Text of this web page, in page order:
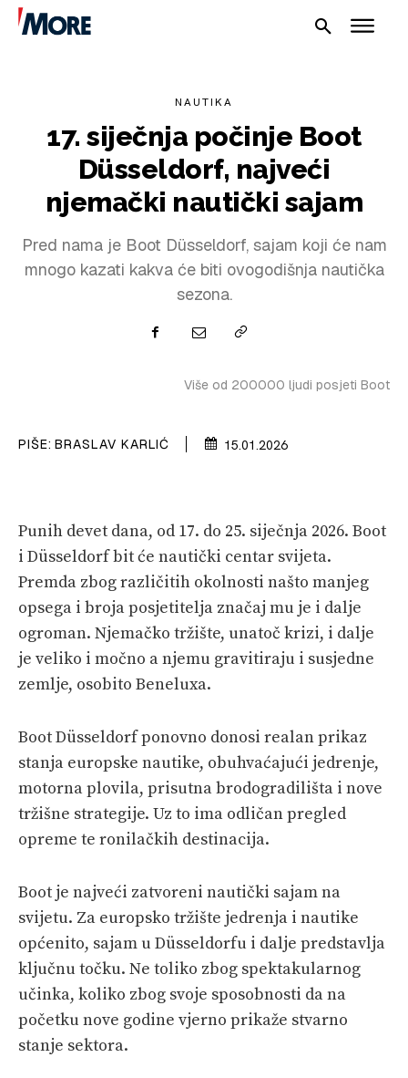
NAUTIKA
SPORT
VELIKE PRIČE
NAUTIKA
17. siječnja počinje Boot
Düsseldorf, najveći
njemački nautički sajam
Pred nama je Boot Düsseldorf, sajam koji će nam
mnogo kazati kakva će biti ovogodišnja nautička
sezona.
Više od 200000 ljudi posjeti Boot
PIŠE: BRASLAV KARLIĆ 15.01.2026
Punih devet dana, od 17. do 25. siječnja 2026. Boot
i Düsseldorf bit će nautički centar svijeta.
Premda zbog različitih okolnosti našto manjeg
opsega i broja posjetitelja značaj mu je i dalje
ogroman. Njemačko tržište, unatoč krizi, i dalje
je veliko i močno a njemu gravitiraju i susjedne
zemlje, osobito Beneluxa.
Boot Düsseldorf ponovno donosi realan prikaz
stanja europske nautike, obuhvaćajući jedrenje,
motorna plovila, prisutna brodogradilišta i nove
tržišne strategije. Uz to ima odličan pregled
opreme te ronilačkih destinacija.
Boot je najveći zatvoreni nautički sajam na
svijetu. Za europsko tržište jedrenja i nautike
općenito, sajam u Düsseldorfu i dalje predstavlja
ključnu točku. Ne toliko zbog spektakularnog
učinka, koliko zbog svoje sposobnosti da na
početku nove godine vjerno prikaže stvarno
stanje sektora.